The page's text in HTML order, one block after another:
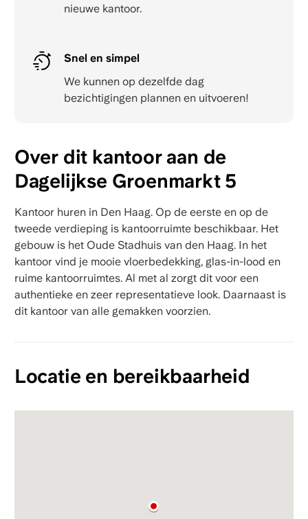
nieuwe kantoor.
Snel en simpel
We kunnen op dezelfde dag
bezichtigingen plannen en uitvoeren!
Over dit kantoor aan de
Dagelijkse Groenmarkt 5
Kantoor huren in Den Haag. Op de eerste en op de
tweede verdieping is kantoorruimte beschikbaar. Het
gebouw is het Oude Stadhuis van den Haag. In het
kantoor vind je mooie vloerbedekking, glas-in-lood en
ruime kantoorruimtes. Al met al zorgt dit voor een
authentieke en zeer representatieve look. Daarnaast is
dit kantoor van alle gemakken voorzien.
Locatie en bereikbaarheid